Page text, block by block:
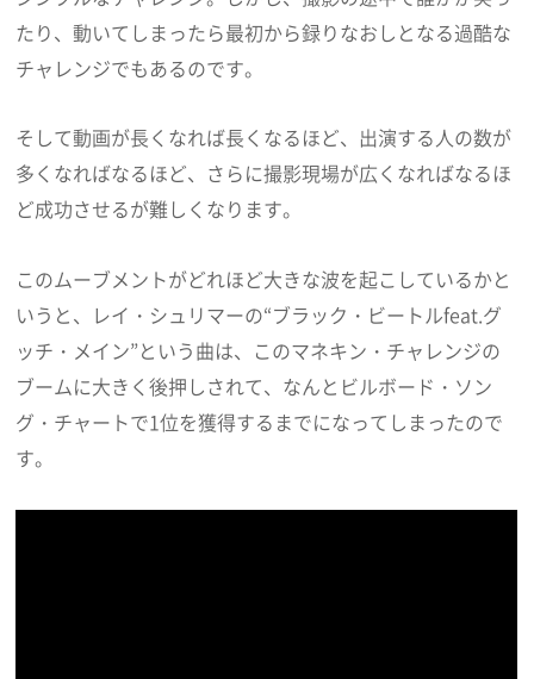
たり、動いてしまったら最初から録りなおしとなる過酷な
チャレンジでもあるのです。
そして動画が長くなれば長くなるほど、出演する人の数が
多くなればなるほど、さらに撮影現場が広くなればなるほ
ど成功させるが難しくなります。
このムーブメントがどれほど大きな波を起こしているかと
いうと、レイ・シュリマーの“ブラック・ビートルfeat.グ
ッチ・メイン”という曲は、このマネキン・チャレンジの
ブームに大きく後押しされて、なんとビルボード・ソン
グ・チャートで1位を獲得するまでになってしまったので
す。